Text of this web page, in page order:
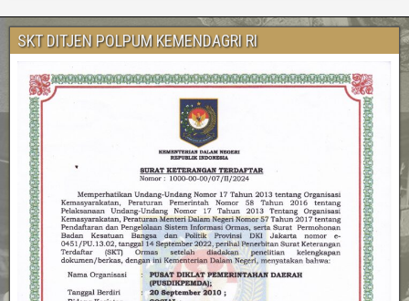
SKT DITJEN POLPUM KEMENDAGRI RI